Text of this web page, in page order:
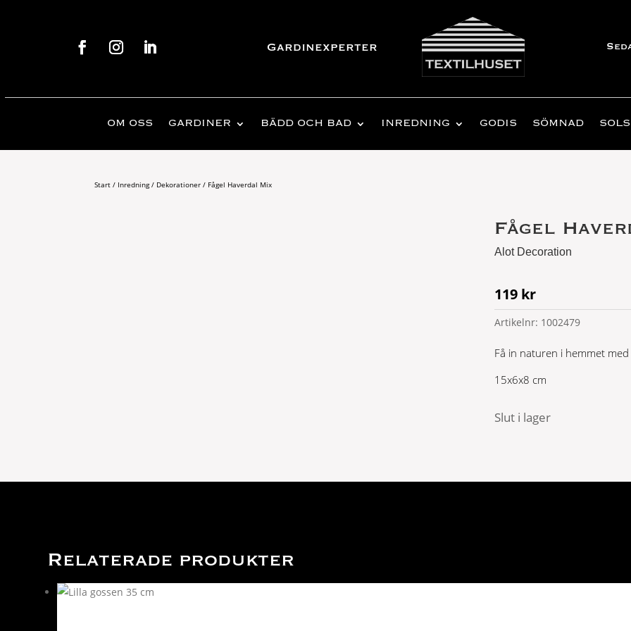
Gardinexperter
OM OSS GARDINER BÄDD OCH BAD INREDNING GODIS SÖMNAD
Start / Inredning/ Dekorationer / Fågel Haverdal Mix
Fågel
Alot Decoration
119 kr
Artikelnr: 1002479
Få in naturen i hemmet
15x6x8 cm
Slut i lager
Relaterade produkter